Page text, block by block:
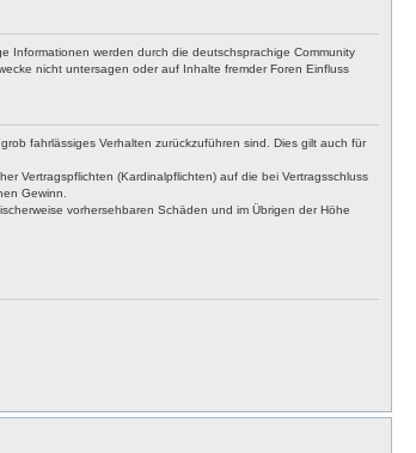
Informationen werden durch die deutschsprachige Community
nicht untersagen oder auf Inhalte fremder Foren Einfluss
fahrlässiges Verhalten zurückzuführen sind. Dies gilt auch für
Vertragspflichten (Kardinalpflichten) auf die bei Vertragsschluss
Gewinn.
vorhersehbaren Schäden und im Übrigen der Höhe